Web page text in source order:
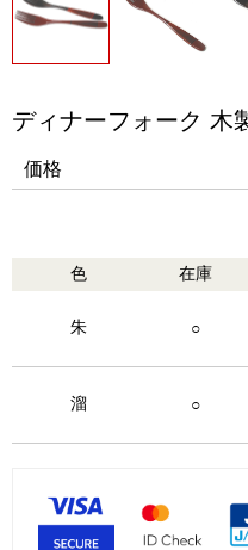
ディナーフォーク 木
価格
色 在庫
朱 ○
溜 ○